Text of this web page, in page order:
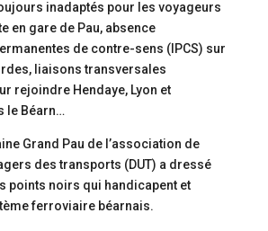
inadaptés pour les voyageurs
en gare de Pau, absence
de contre-sens (IPCS) sur
liaisons transversales
rejoindre Hendaye, Lyon et
le Béarn…
Grand Pau de l’association de
des transports (DUT) a dressé
points noirs qui handicapent et
ferroviaire béarnais.